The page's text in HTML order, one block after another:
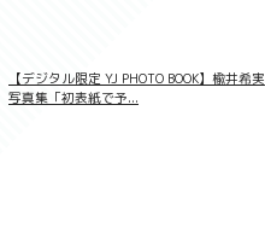
【デジタル限定 YJ PHOTO BOOK】楡井希実
写真集「初表紙で予...